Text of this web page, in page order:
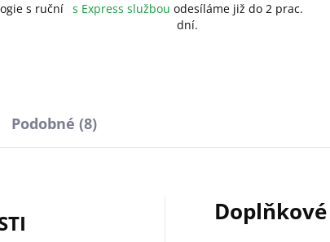
s ruční s Express službou odesíláme již do 2 prac.
dní.
Podobné (8)